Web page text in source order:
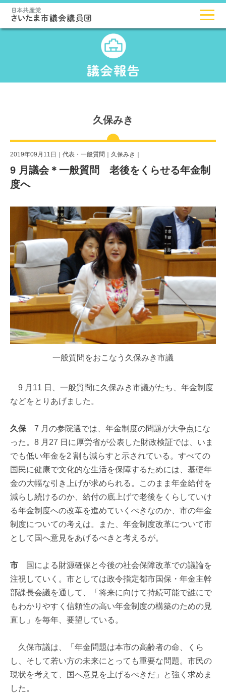
久保みき
2019年09月11日｜ 代表・一般質問 久保みき
9 月議会＊一般質問 老後をくらせる年金制
度へ
一般質問をおこなう久保みき市議
9 月11 日、一般質問に久保みき市議がたち、年金制度
などをとりあげました。
久保 7 月の参院選では、年金制度の問題が大争点にな
った。8 月27 日に厚労省が公表した財政検証では、いま
でも低い年金を2 割も減らすと示されている。すべての
国民に健康で文化的な生活を保障するためには、基礎年
金の大幅な引き上げが求められる。このまま年金給付を
減らし続けるのか、給付の底上げで老後をくらしていけ
る年金制度への改革を進めていくべきなのか、市の年金
制度についての考えは。また、年金制度改革について市
として国へ意見をあげるべきと考えるが。
市 国による財源確保と今後の社会保障改革での議論を
注視していく。市としては政令指定都市国保・年金主幹
部課長会議を通して、「将来に向けて持続可能で誰にで
もわかりやすく信頼性の高い年金制度の構築のための見
直し」を毎年、要望している。
久保市議は、「年金問題は本市の高齢者の命、くら
し、そして若い方の未来にとっても重要な問題。市民の
現状を考えて、国へ意見を上げるべきだ」と強く求めま
した。